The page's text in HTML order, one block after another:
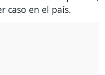
caso en el país.